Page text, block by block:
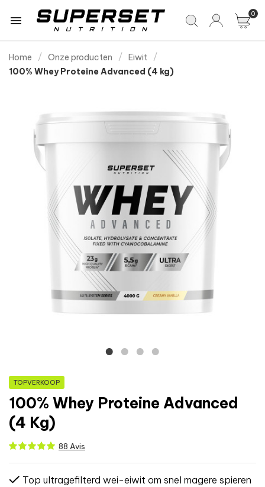
 0
Home Onze producten
Eiwit
100% Whey Proteine Advanced (4 kg)
TOPVERKOOP
100% Whey Proteine Advanced
(4 Kg)
88 Avis
Top ultragefilterd wei-eiwit om snel magere spieren